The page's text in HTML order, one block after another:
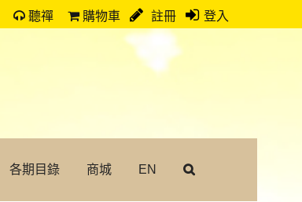
聽禪 購物車 註冊 登入
各期目錄 商城 EN